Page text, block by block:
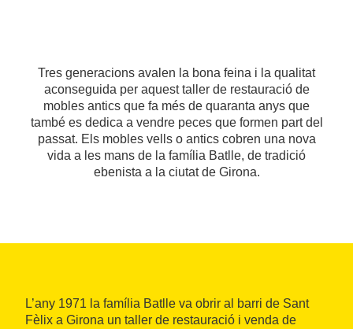
Tres generacions avalen la bona feina i la qualitat
aconseguida per aquest taller de restauració de
mobles antics que fa més de quaranta anys que
també es dedica a vendre peces que formen part del
passat. Els mobles vells o antics cobren una nova
vida a les mans de la família Batlle, de tradició
ebenista a la ciutat de Girona.
L’any 1971 la família Batlle va obrir al barri de Sant
Fèlix a Girona un taller de restauració i venda de